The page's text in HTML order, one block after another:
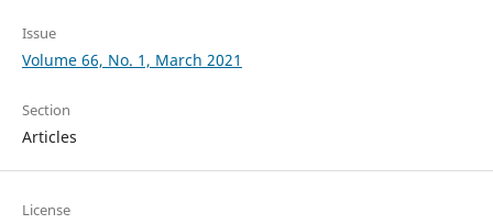
Issue
Volume 66, No. 1, March 2021
Section
Articles
License